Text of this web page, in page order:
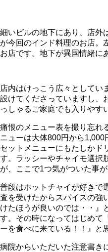
細いビルの地下にあり、店外
が今回のインド料理のお店。
お店です。地下が異国情緒に
店内はけっこう広々としてい
設けてくださっていますし、
っしゃるご家庭でも入りやす
痛恨のメニュー表を撮り忘れ
ニューは大体800円から
セットメニューにもたしかド
す。ラッシーやチャイモ選択
が、ここで1つ気がついた事が
普段はホットチャイが好きで
査を受けたからスパイスの強
けたほうが良いのでは・・』
す。その時になってはじめて
ーを食べに来ている！！』と
病院からいただいた注意書き